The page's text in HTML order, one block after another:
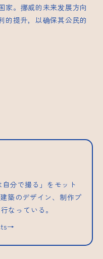
家。挪威的未来发展方向
的提升，以确保其公民的
分で撮る」をモット
築のデザイン、制作プ
なっている。